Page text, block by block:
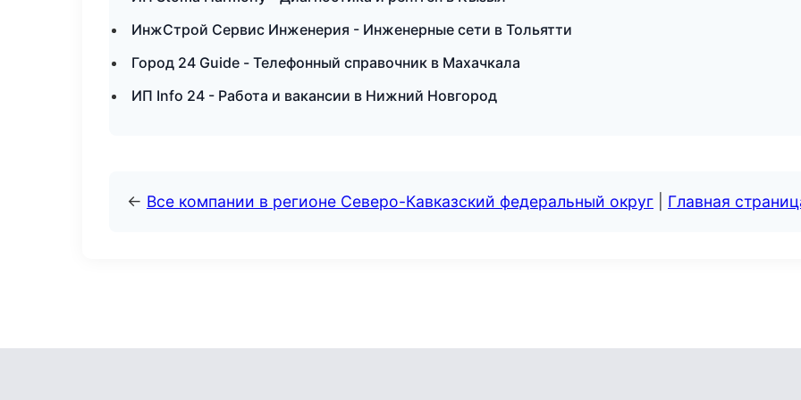
ИнжСтрой Сервис Инженерия - Инженерные сети в Тольятти
Город 24 Guide - Телефонный справочник в Махачкала
ИП Info 24 - Работа и вакансии в Нижний Новгород
← Все компании в регионе Северо-Кавказский федеральный округ Главная